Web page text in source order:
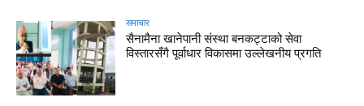
समाचार
सैनामैना खानेपानी संस्था बनकट्टाको सेवा
विस्तारसँगै पूर्वाधार विकासमा उल्लेखनीय प्रगति